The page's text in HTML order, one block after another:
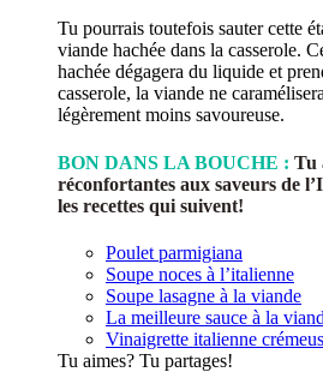
Tu pourrais toutefois sauter cette
viande hachée dans la casserole.
hachée dégagera du liquide et
casserole, la viande ne
légèrement moins savoureuse.
BON DANS LA BOUCHE : Tu
réconfortantes aux saveurs de
les recettes qui suivent!
Poulet parmigiana
Soupe noces à l’italienne
Soupe lasagne à la viande
La meilleure sauce à la
Vinaigrette italienne
Tu aimes? Tu partages!